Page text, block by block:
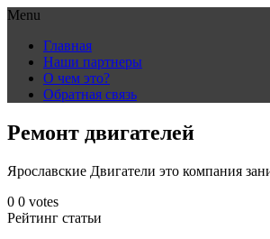
Menu
content
Главная
Наши партнеры
О чем это?
Обратная связь
Ремонт двигателей
Ярославские Двигатели это компания
0 0 votes
Рейтинг статьи